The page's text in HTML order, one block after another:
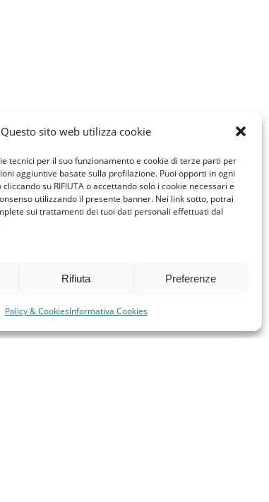
Questo sito web utilizza cookie
tecnici per il suo funzionamento e cookie di terze parti per
aggiuntive basate sulla profilazione. Puoi opporti in ogni
su RIFIUTA o accettando solo i cookie necessari e
utilizzando il presente banner. Nei link sotto, potrai
sui trattamenti dei tuoi dati personali effettuati dal
Rifiuta Preferenze
Policy & CookiesInformativa Cookies